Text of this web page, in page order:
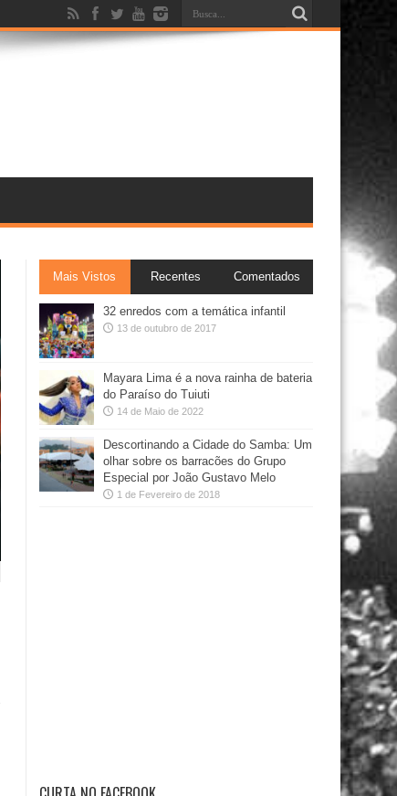
Mais Vistos Recentes Comentados
32 enredos com a temática infantil
13 de outubro de 2017
Mayara Lima é a nova rainha de bateria
do Paraíso do Tuiuti
14 de Maio de 2022
Descortinando a Cidade do Samba: Um
olhar sobre os barracões do Grupo
Especial por João Gustavo Melo
1 de Fevereiro de 2018